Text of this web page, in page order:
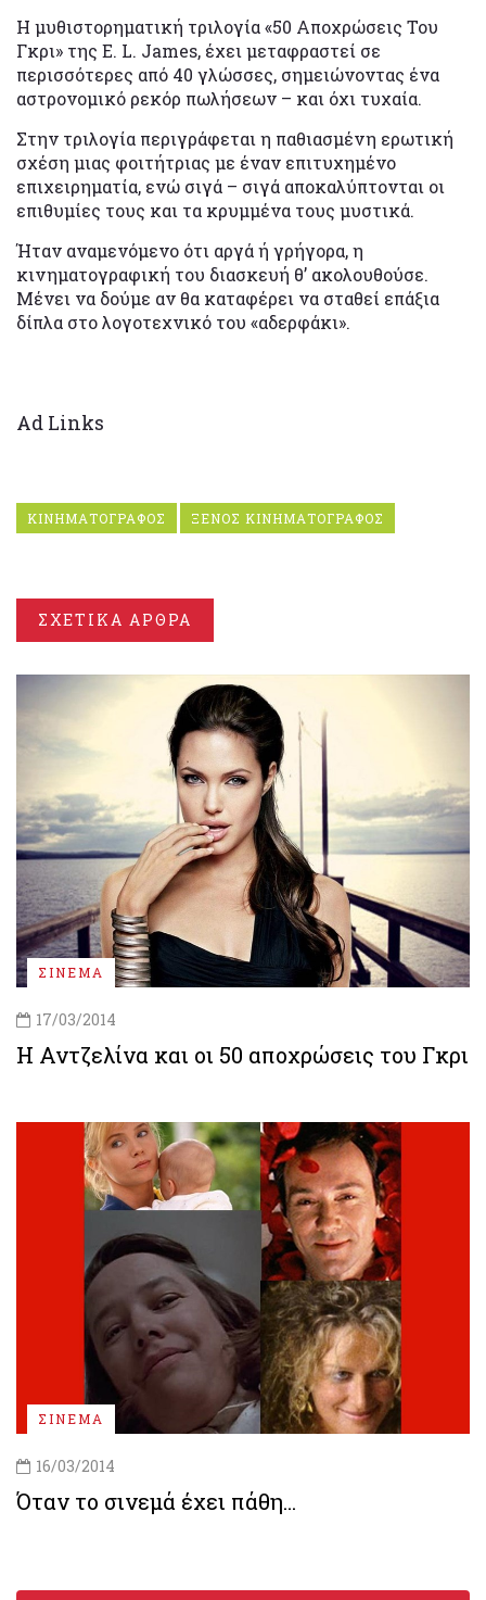
Η μυθιστορηματική τριλογία «50 Αποχρώσεις Του
Γκρι» της E. L. James, έχει μεταφραστεί σε
περισσότερες από 40 γλώσσες, σημειώνοντας ένα
αστρονομικό ρεκόρ πωλήσεων – και όχι τυχαία.
Στην τριλογία περιγράφεται η παθιασμένη ερωτική
σχέση μιας φοιτήτριας με έναν επιτυχημένο
επιχειρηματία, ενώ σιγά – σιγά αποκαλύπτονται οι
επιθυμίες τους και τα κρυμμένα τους μυστικά.
Ήταν αναμενόμενο ότι αργά ή γρήγορα, η
κινηματογραφική του διασκευή θ’ ακολουθούσε.
Μένει να δούμε αν θα καταφέρει να σταθεί επάξια
δίπλα στο λογοτεχνικό του «αδερφάκι».
Ad Links
ΚΙΝΗΜΑΤΟΓΡΑΦΟΣ ΞΕΝΟΣ ΚΙΝΗΜΑΤΟΓΡΑΦΟΣ
ΣΧΕΤΙΚΑ ΑΡΘΡΑ
ΣΙΝΕΜΑ
17/03/2014
Η Αντζελίνα και οι 50 αποχρώσεις του Γκρι
ΣΙΝΕΜΑ
16/03/2014
Όταν το σινεμά έχει πάθη...